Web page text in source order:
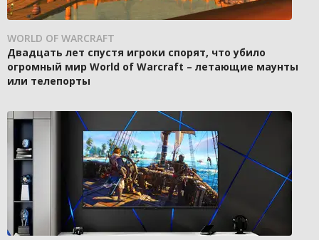
WORLD OF WARCRAFT
Двадцать лет спустя игроки спорят, что убило
огромный мир World of Warcraft – летающие маунты
или телепорты